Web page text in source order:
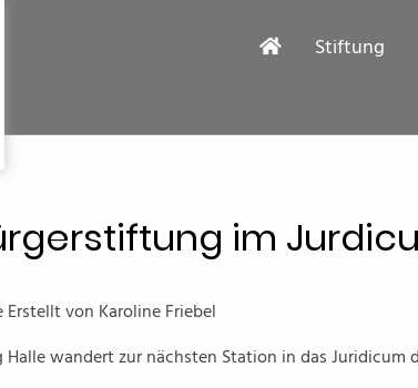
Stiftung
im
Erstellt von Karoline Friebel
Halle wandert zur nächsten Station in das